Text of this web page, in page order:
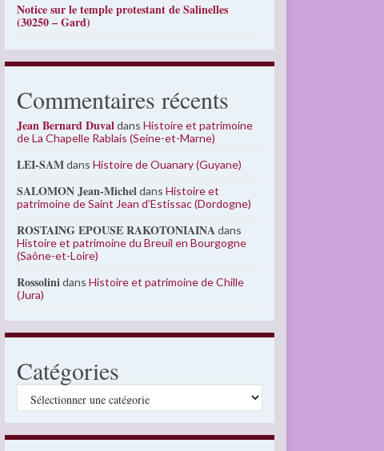
Notice sur le temple protestant de Salinelles
(30250 – Gard)
Commentaires récents
Jean Bernard DuvaldansHistoire et patrimoine
de La Chapelle Rablais (Seine-et-Marne)
LEI-SAMdansHistoire de Ouanary (Guyane)
SALOMON Jean-MicheldansHistoire et
patrimoine de Saint Jean d’Estissac (Dordogne)
ROSTAING EPOUSE RAKOTONIAINAdans
Histoire et patrimoine du Breuil en Bourgogne
(Saône-et-Loire)
RossolinidansHistoire et patrimoine de Chille
(Jura)
Catégories
Catégories